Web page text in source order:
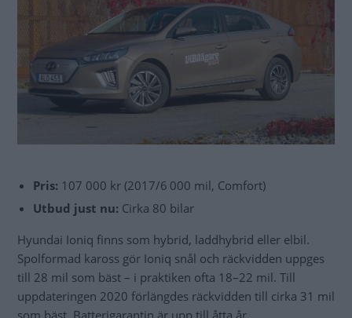
Pris: 107 000 kr (2017/6 000 mil, Comfort)
Utbud just nu: Cirka 80 bilar
Hyundai Ioniq finns som hybrid, laddhybrid eller elbil.
Spolformad kaross gör Ioniq snål och räckvidden uppges
till 28 mil som bäst – i praktiken ofta 18–22 mil. Till
uppdateringen 2020 förlängdes räckvidden till cirka 31 mil
som bäst. Batterigarantin är upp till åtta år.